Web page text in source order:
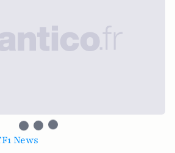
News